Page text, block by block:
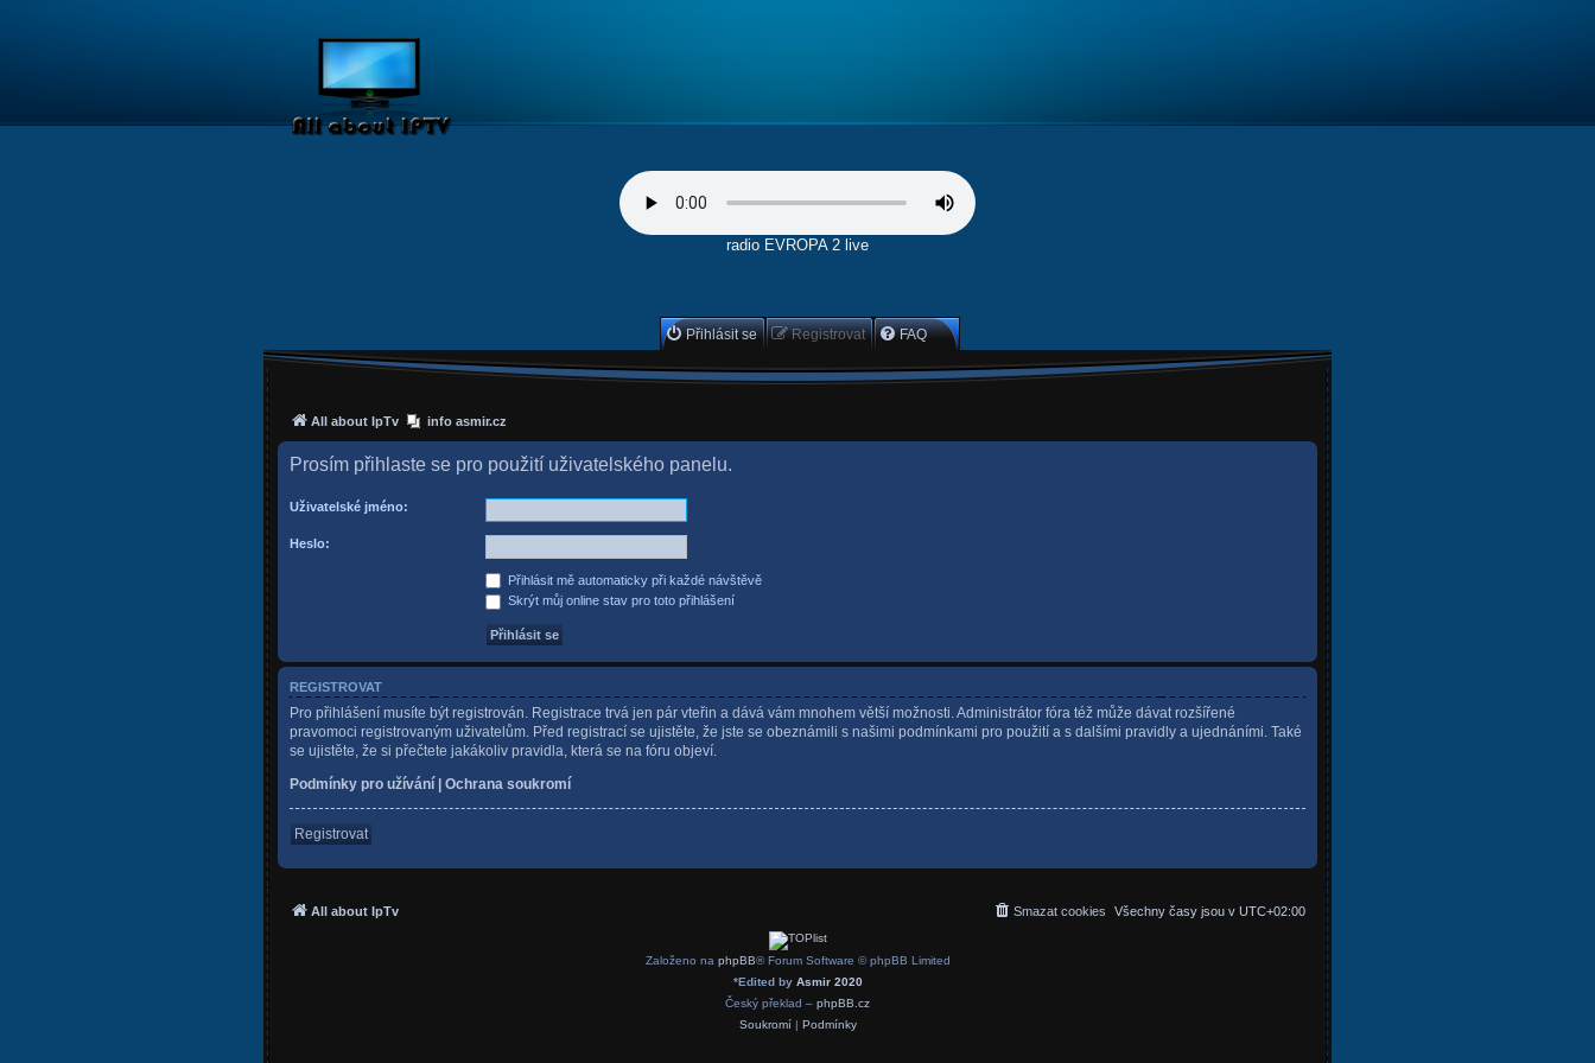
radio EVROPA 2 live
Přihlásit se Registrovat FAQ
All about IpTv info asmir.cz
Prosím přihlaste se pro použití uživatelského panelu.
Uživatelské jméno:
Heslo:
Přihlásit mě automaticky při každé návštěvě
Skrýt můj online stav pro toto přihlášení
REGISTROVAT
Pro přihlášení musíte být registrován. Registrace trvá jen pár vteřin a dává vám mnohem větší možnosti. Administrátor fóra též může dávat rozšířené
pravomoci registrovaným uživatelům. Před registrací se ujistěte, že jste se obeznámili s našimi podmínkami pro použití a s dalšími pravidly a ujednáními. Také
se ujistěte, že si přečtete jakákoliv pravidla, která se na fóru objeví.
Podmínky pro užívání
Ochrana soukromí
Registrovat
All about IpTv Všechny časy jsou v UTC+02:00
Smazat cookies
Založeno na phpBB® Forum Software © phpBB Limited
*Edited by Asmir 2020
Český překlad – phpBB.cz
Soukromí| Podmínky